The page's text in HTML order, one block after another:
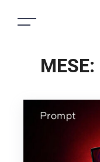
MESE: